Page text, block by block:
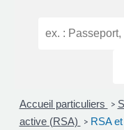
Accueil particuliers >
active (RSA)
> RSA